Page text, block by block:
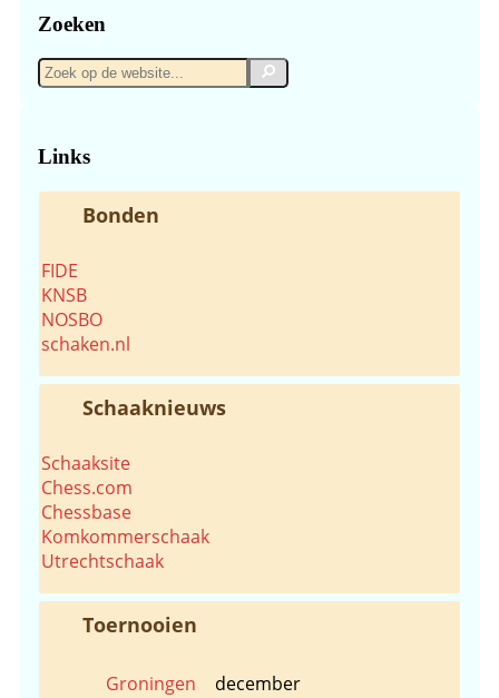
Zoeken
Zoek
op
Zoek
Links
Bonden
FIDE
KNSB
NOSBO
schaken.nl
Schaaknieuws
Schaaksite
Chess.com
Chessbase
Komkommerschaak
Utrechtschaak
Toernooien
Groningen
december